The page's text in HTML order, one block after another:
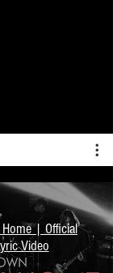
| Official
Video